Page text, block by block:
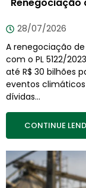
28/07/2026
A renegociação
com o PL 5122/
até R$ 30 bilhões
eventos
dívidas...
CONTINUE